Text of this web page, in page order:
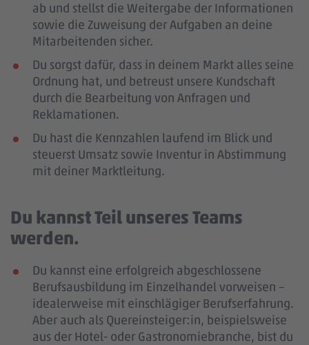
ab und stellst die Weitergabe der Informationen
sowie die Zuweisung der Aufgaben an deine
Mitarbeitenden sicher.
Du sorgst dafür, dass in deinem Markt alles seine
Ordnung hat, und betreust unsere Kundschaft
durch die Bearbeitung von Anfragen und
Reklamationen.
Du hast die Kennzahlen laufend im Blick und
steuerst Umsatz sowie Inventur in Abstimmung
mit deiner Marktleitung.
Du kannst Teil unseres Teams
werden.
Du kannst eine erfolgreich abgeschlossene
Berufsausbildung im Einzelhandel vorweisen –
idealerweise mit einschlägiger Berufserfahrung.
Aber auch als Quereinsteiger:in, beispielsweise
aus der Hotel- oder Gastronomiebranche, bist du